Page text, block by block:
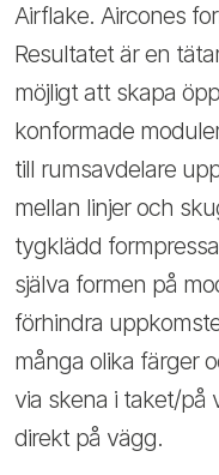
Airflake. Aircones
Resultatet är en
möjligt att skapa
konformade
till rumsavdelare
mellan linjer och
tygklädd
själva formen på
förhindra
många olika färger
via skena i taket/på
direkt på vägg.